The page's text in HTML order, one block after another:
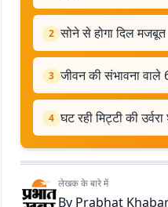
2 सोने से होगा दिल मजबूत
3 जीवन की संभावना वाले
4 घट रही मिट्टी की
लेखक के बारे में
By Prabhat